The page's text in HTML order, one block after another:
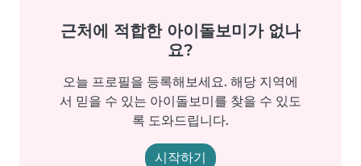
근처에 적합한 아이돌보미가 없나
요?
오늘 프로필을 등록해보세요. 해당 지역에
서 믿을 수 있는 아이돌보미를 찾을 수 있도
록 도와드립니다.
시작하기